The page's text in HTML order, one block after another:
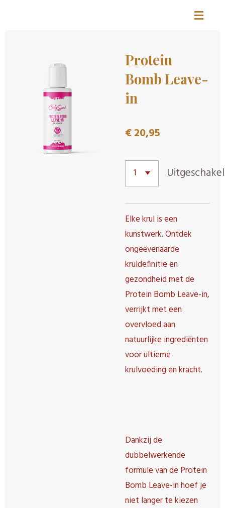
Protein
Bomb Leave-
in
€ 20,95
Elke krul is een
kunstwerk. Ontdek
ongeëvenaarde
kruldefinitie en
gezondheid met de
Protein Bomb Leave-in,
verrijkt met een
overvloed aan
natuurlijke ingrediënten
voor ultieme
krulvoeding en kracht.
Dankzij de
dubbelwerkende
formule van de Protein
Bomb Leave-in hoef je
niet langer te kiezen